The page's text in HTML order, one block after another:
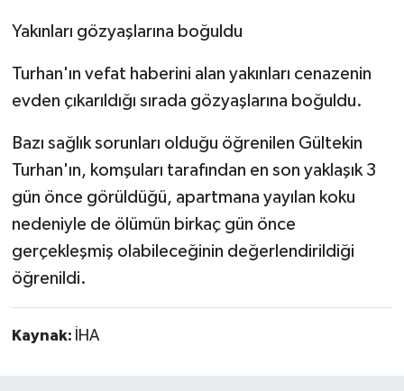
Yakınları gözyaşlarına boğuldu
Turhan'ın vefat haberini alan yakınları cenazenin
evden çıkarıldığı sırada gözyaşlarına boğuldu.
Bazı sağlık sorunları olduğu öğrenilen Gültekin
Turhan'ın, komşuları tarafından en son yaklaşık 3
gün önce görüldüğü, apartmana yayılan koku
nedeniyle de ölümün birkaç gün önce
gerçekleşmiş olabileceğinin değerlendirildiği
öğrenildi.
Kaynak: İHA